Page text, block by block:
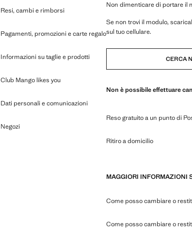
Non dimenticare di portare il
Se non trovi il modulo,
sul tuo cellulare.
CERCA
Non è possibile effettuare
Reso gratuito a un punto di
Ritiro a domicilio
MAGGIORI INFORMAZIONI
Come posso cambiare o
Come posso cambiare o
Resi, cambi e rimborsi
Pagamenti, promozioni e carte regalo
Informazioni su taglie e prodotti
Club Mango likes you
Dati personali e comunicazioni
Negozi